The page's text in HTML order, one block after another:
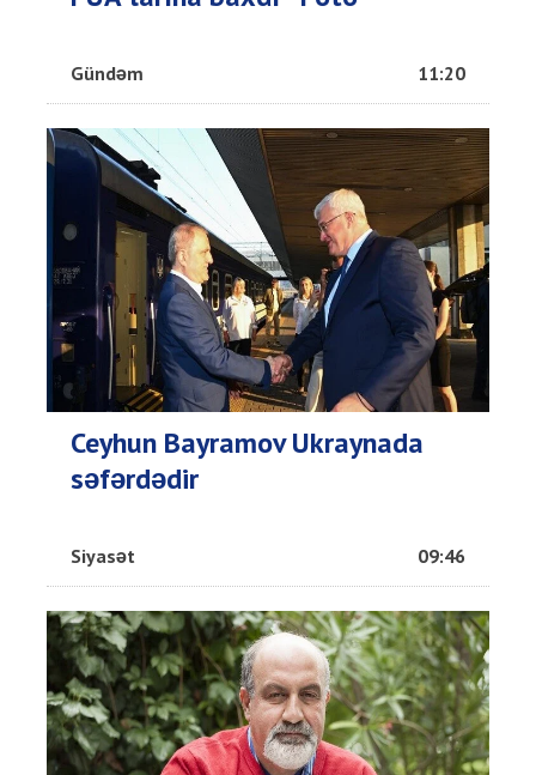
Gündəm 11:20
Ceyhun Bayramov Ukraynada
səfərdədir
Siyasət 09:46